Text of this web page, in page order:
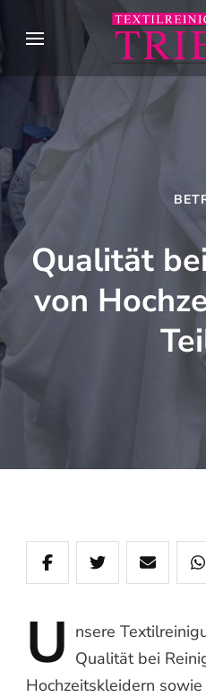
content
(Press
Enter)
Qualität
von
U nsere
Qualität bei
Hochzeitskleidern